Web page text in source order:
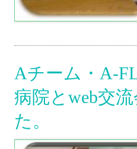
Aチーム・A-
病院とweb交
た。